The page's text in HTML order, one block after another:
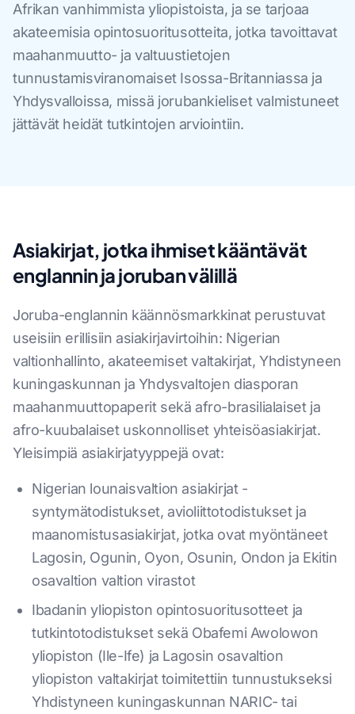
Afrikan vanhimmista yliopistoista, ja se tarjoaa
akateemisia opintosuoritusotteita, jotka tavoittavat
maahanmuutto- ja valtuustietojen
tunnustamisviranomaiset Isossa-Britanniassa ja
Yhdysvalloissa, missä jorubankieliset valmistuneet
jättävät heidät tutkintojen arviointiin.
Asiakirjat, jotka ihmiset kääntävät
englannin ja joruban välillä
Joruba-englannin käännösmarkkinat perustuvat
useisiin erillisiin asiakirjavirtoihin: Nigerian
valtionhallinto, akateemiset valtakirjat, Yhdistyneen
kuningaskunnan ja Yhdysvaltojen diasporan
maahanmuuttopaperit sekä afro-brasilialaiset ja
afro-kuubalaiset uskonnolliset yhteisöasiakirjat.
Yleisimpiä asiakirjatyyppejä ovat:
Nigerian lounaisvaltion asiakirjat -
syntymätodistukset, avioliittotodistukset ja
maanomistusasiakirjat, jotka ovat myöntäneet
Lagosin, Ogunin, Oyon, Osunin, Ondon ja Ekitin
osavaltion valtion virastot
Ibadanin yliopiston opintosuoritusotteet ja
tutkintotodistukset sekä Obafemi Awolowon
yliopiston (Ile-Ife) ja Lagosin osavaltion
yliopiston valtakirjat toimitettiin tunnustukseksi
Yhdistyneen kuningaskunnan NARIC- tai